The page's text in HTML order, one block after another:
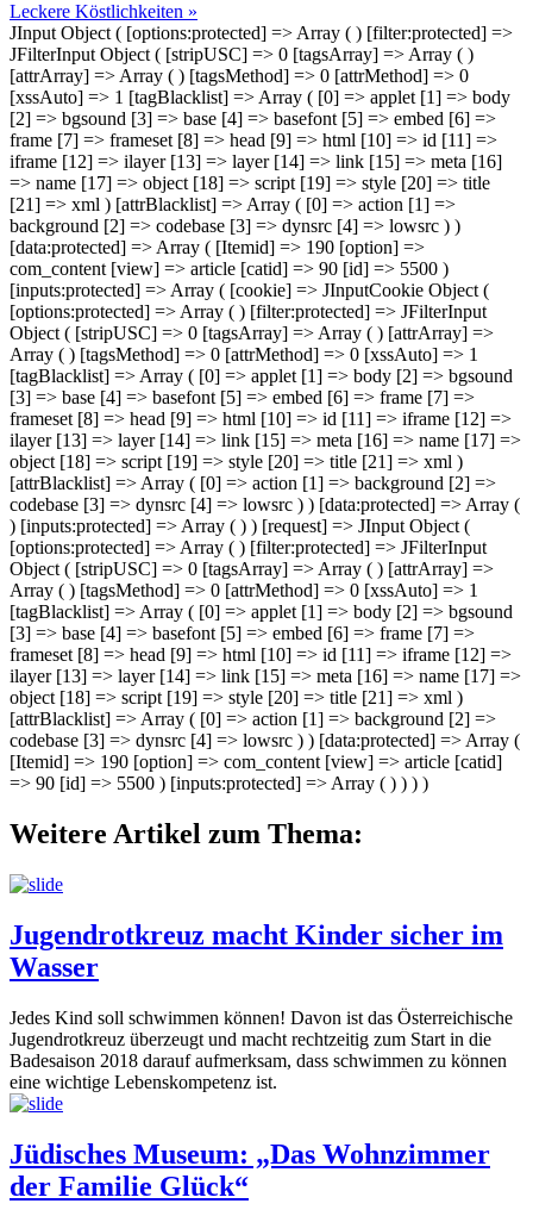
Leckere Köstlichkeiten »
JInput Object ( [options:protected] => Array ( ) [filter:protected] =>
JFilterInput Object ( [stripUSC] => 0 [tagsArray] => Array ( )
[attrArray] => Array ( ) [tagsMethod] => 0 [attrMethod] => 0
[xssAuto] => 1 [tagBlacklist] => Array ( [0] => applet [1] => body
[2] => bgsound [3] => base [4] => basefont [5] => embed [6] =>
frame [7] => frameset [8] => head [9] => html [10] => id [11] =>
iframe [12] => ilayer [13] => layer [14] => link [15] => meta [16]
=> name [17] => object [18] => script [19] => style [20] => title
[21] => xml ) [attrBlacklist] => Array ( [0] => action [1] =>
background [2] => codebase [3] => dynsrc [4] => lowsrc ) )
[data:protected] => Array ( [Itemid] => 190 [option] =>
com_content [view] => article [catid] => 90 [id] => 5500 )
[inputs:protected] => Array ( [cookie] => JInputCookie Object (
[options:protected] => Array ( ) [filter:protected] => JFilterInput
Object ( [stripUSC] => 0 [tagsArray] => Array ( ) [attrArray] =>
Array ( ) [tagsMethod] => 0 [attrMethod] => 0 [xssAuto] => 1
[tagBlacklist] => Array ( [0] => applet [1] => body [2] => bgsound
[3] => base [4] => basefont [5] => embed [6] => frame [7] =>
frameset [8] => head [9] => html [10] => id [11] => iframe [12] =>
ilayer [13] => layer [14] => link [15] => meta [16] => name [17] =>
object [18] => script [19] => style [20] => title [21] => xml )
[attrBlacklist] => Array ( [0] => action [1] => background [2] =>
codebase [3] => dynsrc [4] => lowsrc ) ) [data:protected] => Array (
) [inputs:protected] => Array ( ) ) [request] => JInput Object (
[options:protected] => Array ( ) [filter:protected] => JFilterInput
Object ( [stripUSC] => 0 [tagsArray] => Array ( ) [attrArray] =>
Array ( ) [tagsMethod] => 0 [attrMethod] => 0 [xssAuto] => 1
[tagBlacklist] => Array ( [0] => applet [1] => body [2] => bgsound
[3] => base [4] => basefont [5] => embed [6] => frame [7] =>
frameset [8] => head [9] => html [10] => id [11] => iframe [12] =>
ilayer [13] => layer [14] => link [15] => meta [16] => name [17] =>
object [18] => script [19] => style [20] => title [21] => xml )
[attrBlacklist] => Array ( [0] => action [1] => background [2] =>
codebase [3] => dynsrc [4] => lowsrc ) ) [data:protected] => Array (
[Itemid] => 190 [option] => com_content [view] => article [catid]
=> 90 [id] => 5500 ) [inputs:protected] => Array ( ) ) ) )
Weitere Artikel zum Thema:
Jugendrotkreuz macht Kinder sicher im
Wasser
Jedes Kind soll schwimmen können! Davon ist das Österreichische
Jugendrotkreuz überzeugt und macht rechtzeitig zum Start in die
Badesaison 2018 darauf aufmerksam, dass schwimmen zu können
eine wichtige Lebenskompetenz ist.
Jüdisches Museum: „Das Wohnzimmer
der Familie Glück“